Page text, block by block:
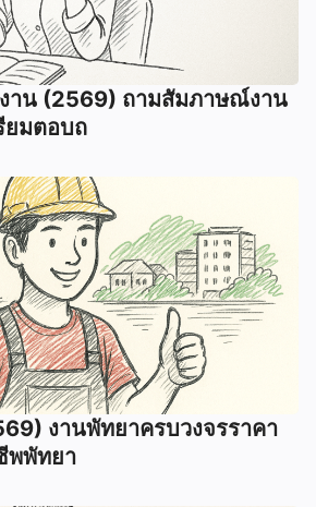
าน (2569) ถามสัมภาษณ์งาน
ยมตอบถ
งานพัทยาครบวงจรราคา
พพัทยา